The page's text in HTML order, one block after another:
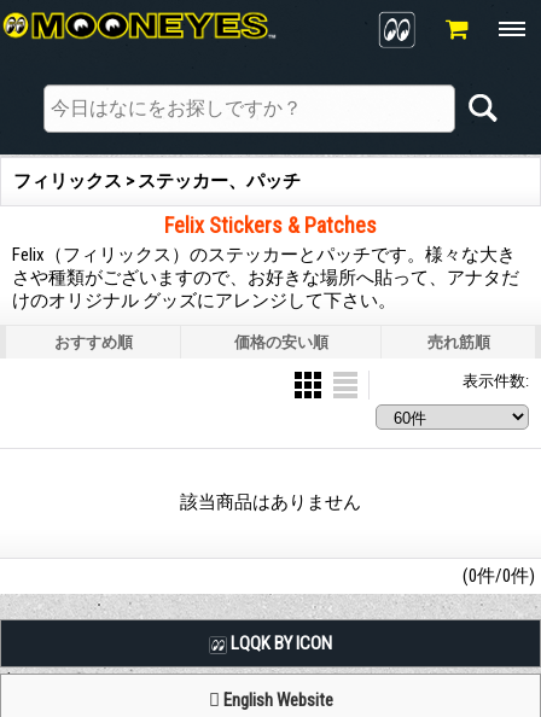
フィリックス > ステッカー、パッチ
Felix Stickers & Patches
Felix（フィリックス）のステッカーとパッチです。様々な大き
さや種類がございますので、お好きな場所へ貼って、アナタだ
けのオリジナル グッズにアレンジして下さい。
おすすめ順 価格の安い順 売れ筋順
表示件数:
該当商品はありません
(0件/0件)
LQQK BY ICON
English Website